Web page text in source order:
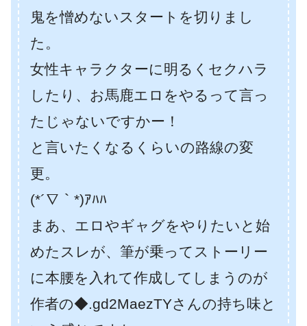
鬼を憎めないスタートを切りまし
た。
女性キャラクターに明るくセクハラ
したり、お馬鹿エロをやるって言っ
たじゃないですかー！
と言いたくなるくらいの路線の変
更。
(*´∇｀*)ｱﾊﾊ
まあ、エロやギャグをやりたいと始
めたスレが、筆が乗ってストーリー
に本腰を入れて作成してしまうのが
作者の◆.gd2MaezTYさんの持ち味と